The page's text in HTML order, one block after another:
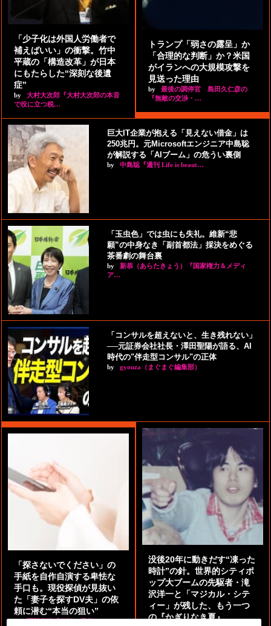
「少子化は外国人労働者で
補えばいい」の衝撃。竹中
平蔵の「構造改革」が日本
にもたらした“深刻な後遺
症”
by
大村大次郎『大村大次郎の本音
で役に立つ税…
トランプ「弱さの露呈」か
「合理的な判断」か？米国
がイランへの大規模攻撃を
見送った理由
by
最後の調停官 島田久仁彦の
『無敵の交渉・…
巨大IT企業が抱える「見えない借金」は
250兆円。元Microsoftエンジニア中島聡
が解説する「AIブーム」の危うい裏側
by 中島聡『週刊 Life is beaut…
「玉虫色」では虫にも失礼。維新“悲
願”の中身なき「副首都法」採決をめぐる
茶番劇の舞台裏
by
新恭（あらたきょう）『国家権力＆メディ
ア…
「コンサルを超えないと、生き残れない」
──元証券会社社長・澤田聖陽が語る、AI
時代の"伴走型コンサル"の正体
by gyouza（まぐまぐ編集部）
「探さないでください」の
手紙を自作自演する卑怯な
手口も。現役探偵が見抜い
た「妻子を探すDV夫」の依
頼に潜む“本当の狙い”
by 阿部泰尚『伝説の探偵』
没後20年に動きだす“凍った
時計”の針。世界的シティポ
ップ大ブームの先駆者・滝
沢洋一と「マジカル・シテ
ィー」が残した、もう一つ
の『かぎりなき夏』